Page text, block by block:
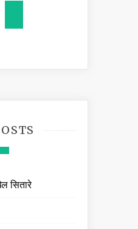
सितारे